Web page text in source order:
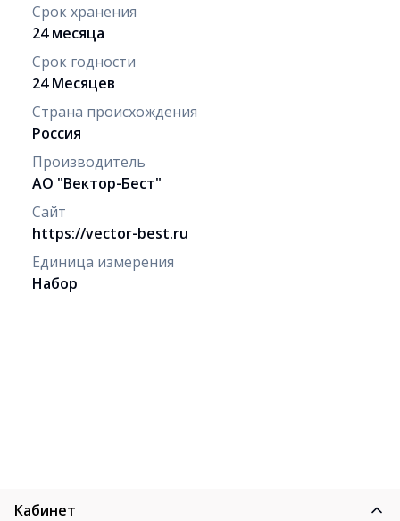
Срок хранения
24 месяца
Срок годности
24 Месяцев
Страна происхождения
Россия
Производитель
АО "Вектор-Бест"
Сайт
https://vector-best.ru
Единица измерения
Набор
Кабинет